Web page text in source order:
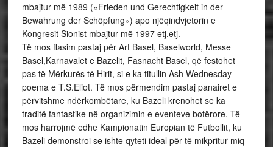
mbajtur më 1989 («Frieden und Gerechtigkeit in der
Bewahrung der Schöpfung») apo njëqindvjetorin e
Kongresit Sionist mbajtur më 1997 etj.etj.
Të mos flasim pastaj për Art Basel, Baselworld, Messe
Basel,Karnavalet e Bazelit, Fasnacht Basel, që festohet
pas të Mërkurës të Hirit, si e ka titullin Ash Wednesday
poema e T.S.Eliot. Të mos përmendim pastaj panairet e
përvitshme ndërkombëtare, ku Bazeli krenohet se ka
traditë fantastike në organizimin e eventeve botërore. Të
mos harrojmë edhe Kampionatin Europian të Futbollit, ku
Bazeli demonstroi se ishte qyteti ideal për të mikpritur miq